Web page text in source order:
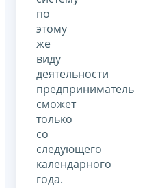
по
этому
же
виду
деятельности
предприниматель
сможет
только
со
следующего
календарного
года.